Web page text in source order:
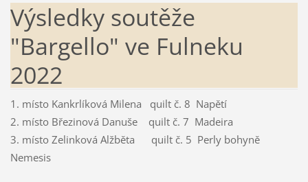
Výsledky soutěže
"Bargello" ve Fulneku
2022
1. místo Kankrlíková Milena quilt č. 8 Napětí
2. místo Březinová Danuše quilt č. 7 Madeira
3. místo Zelinková Alžběta quilt č. 5 Perly bohyně
Nemesis